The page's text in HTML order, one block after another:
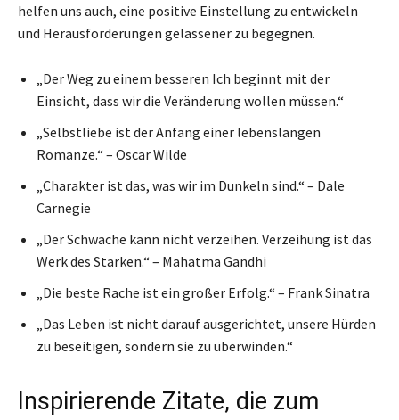
helfen uns auch, eine positive Einstellung zu entwickeln
und Herausforderungen gelassener zu begegnen.
„Der Weg zu einem besseren Ich beginnt mit der
Einsicht, dass wir die Veränderung wollen müssen.“
„Selbstliebe ist der Anfang einer lebenslangen
Romanze.“ – Oscar Wilde
„Charakter ist das, was wir im Dunkeln sind.“ – Dale
Carnegie
„Der Schwache kann nicht verzeihen. Verzeihung ist das
Werk des Starken.“ – Mahatma Gandhi
„Die beste Rache ist ein großer Erfolg.“ – Frank Sinatra
„Das Leben ist nicht darauf ausgerichtet, unsere Hürden
zu beseitigen, sondern sie zu überwinden.“
Inspirierende Zitate, die zum